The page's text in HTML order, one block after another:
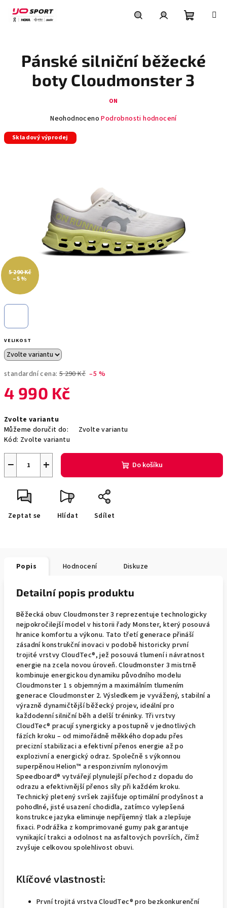
obsah
košík
VELIKOST
standardní cena: 5 290 Kč –5 %
4 990 Kč
cena:
Zvolte variantu
Můžeme doručit do:
Zvolte variantu
Kód: Zvolte variantu
+
− Do košíku
Zeptat se Hlídat Sdílet
Pánské silniční běžecké
boty Cloudmonster 3
ON
Průměrné
produktu
Neohodnoceno Podrobnosti hodnocení
Skladový výprodej
5 290 Kč
–5 %
Popis Hodnocení Diskuze
Detailní popis produktu
Běžecká obuv Cloudmonster 3 reprezentuje technologicky
nejpokročilejší model v historii řady Monster, který posouvá
hranice komfortu a výkonu. Tato třetí generace přináší
zásadní konstrukční inovaci v podobě historicky první
trojité vrstvy CloudTec®, jež posouvá tlumení i návratnost
energie na zcela novou úroveň. Cloudmonster 3 mistrně
kombinuje energickou dynamiku původního modelu
Cloudmonster 1 s objemným a maximálním tlumením
generace Cloudmonster 2. Výsledkem je vyvážený, stabilní a
výrazně dynamičtější běžecký projev, ideální pro
každodenní silniční běh a delší tréninky. Tři vrstvy
CloudTec® pracují synergicky a postupně v jednotlivých
fázích kroku – od mimořádně měkkého dopadu přes
precizní stabilizaci a efektivní přenos energie až po
explozivní a energický odraz. Společně s výkonnou
superpěnou Helion™ a responzivním nylonovým
Speedboard® vytvářejí plynulejší přechod z dopadu do
odrazu a efektivnější přenos síly při každém kroku.
Technický pletený svršek zajišťuje optimální prodyšnost a
pohodlné, jisté usazení chodidla, zatímco vylepšená
konstrukce jazyka eliminuje nepříjemný tlak a zlepšuje
fixaci. Podrážka z komprimované gumy pak garantuje
vynikající trakci a odolnost na asfaltových površích, čímž
zvyšuje celkovou spolehlivost obuvi.
Klíčové vlastnosti:
První trojitá vrstva CloudTec® pro bezkonkurenční